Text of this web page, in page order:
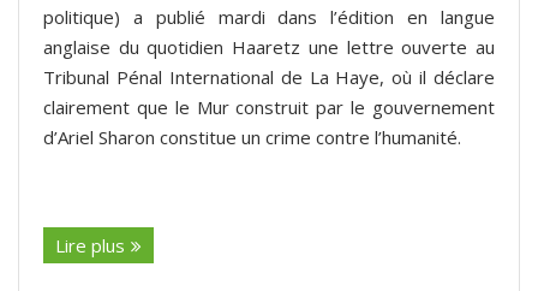
politique) a publié mardi dans l’édition en langue
anglaise du quotidien Haaretz une lettre ouverte au
Tribunal Pénal International de La Haye, où il déclare
clairement que le Mur construit par le gouvernement
d’Ariel Sharon constitue un crime contre l’humanité.
Lire plus